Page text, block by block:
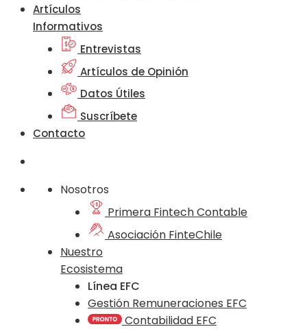
Artículos
Informativos
Entrevistas
Artículos de Opinión
Datos Útiles
Suscríbete
Contacto
Nosotros
Primera Fintech Contable
Asociación FinteChile
Nuestro
Ecosistema
Línea EFC
Gestión Remuneraciones EFC
Contabilidad EFC